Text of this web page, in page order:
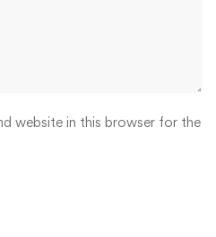
website in this browser for the